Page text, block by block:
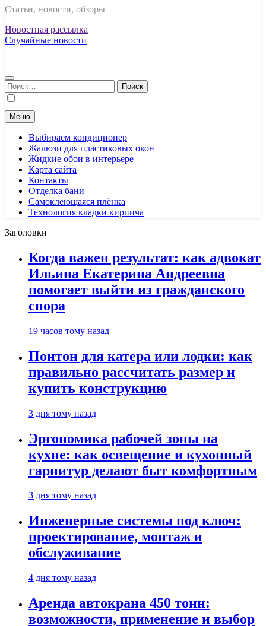
Статьи, новости, обзоры
Новостная рассылка
Случайные новости
Найти:
Меню
Выбираем кондиционер
Жалюзи для пластиковых окон
Жидкие обои в интерьере
Карта сайта
Контакты
Отделка бани
Самоклеющаяся плёнка
Технология кладки кирпича
Заголовки
Когда важен результат: как адвокат
Ильина Екатерина Андреевна
помогает выйти из гражданского
спора
19 часов тому назад
Понтон для катера или лодки: как
правильно рассчитать размер и
купить конструкцию
3 дня тому назад
Эргономика рабочей зоны на
кухне: как освещение и кухонный
гарнитур делают быт комфортным
3 дня тому назад
Инженерные системы под ключ:
проектирование, монтаж и
обслуживание
4 дня тому назад
Аренда автокрана 450 тонн:
возможности, применение и выбор